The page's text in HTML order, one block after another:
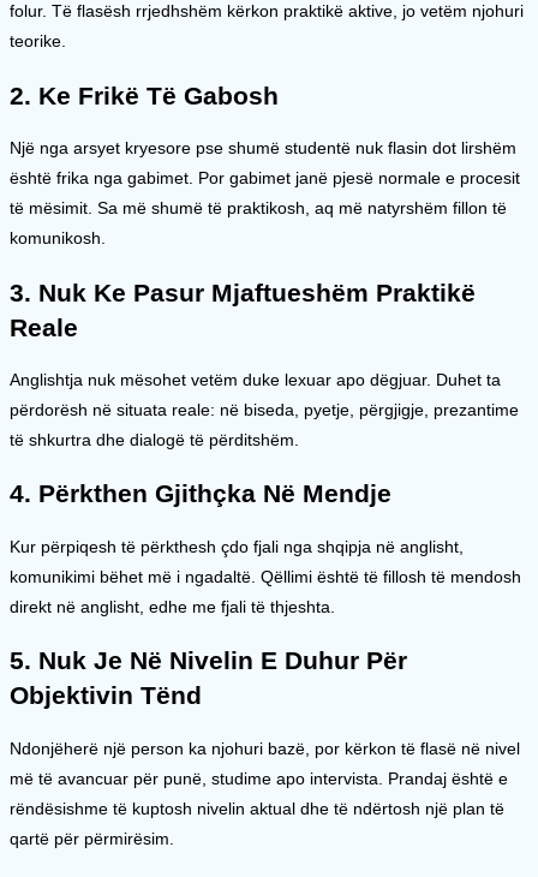
folur. Të flasësh rrjedhshëm kërkon praktikë aktive, jo vetëm njohuri
teorike.
2. Ke Frikë Të Gabosh
Një nga arsyet kryesore pse shumë studentë nuk flasin dot lirshëm
është frika nga gabimet. Por gabimet janë pjesë normale e procesit
të mësimit. Sa më shumë të praktikosh, aq më natyrshëm fillon të
komunikosh.
3. Nuk Ke Pasur Mjaftueshëm Praktikë
Reale
Anglishtja nuk mësohet vetëm duke lexuar apo dëgjuar. Duhet ta
përdorësh në situata reale: në biseda, pyetje, përgjigje, prezantime
të shkurtra dhe dialogë të përditshëm.
4. Përkthen Gjithçka Në Mendje
Kur përpiqesh të përkthesh çdo fjali nga shqipja në anglisht,
komunikimi bëhet më i ngadaltë. Qëllimi është të fillosh të mendosh
direkt në anglisht, edhe me fjali të thjeshta.
5. Nuk Je Në Nivelin E Duhur Për
Objektivin Tënd
Ndonjëherë një person ka njohuri bazë, por kërkon të flasë në nivel
më të avancuar për punë, studime apo intervista. Prandaj është e
rëndësishme të kuptosh nivelin aktual dhe të ndërtosh një plan të
qartë për përmirësim.